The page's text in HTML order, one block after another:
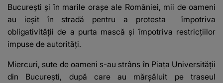
București și în marile orașe ale României, mii de oameni
au ieșit în stradă pentru a protesta împotriva
obligativității de a purta mască și împotriva restricțiilor
impuse de autorități.
Miercuri, sute de oameni s-au strâns în Piaţa Universităţii
din București, după care au mărşăluit pe traseul